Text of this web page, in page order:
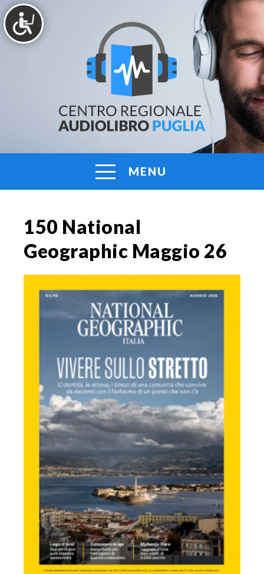
Vai
al
contenuto
AUDIOLIBRO
PUGLIA
Centro
Regionale
Puglia
MENU
150 National
Geographic Maggio 26